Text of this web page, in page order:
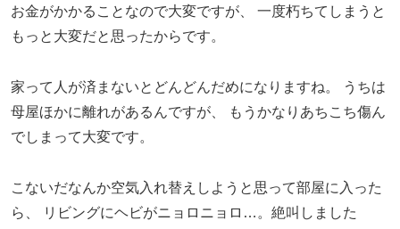
お金がかかることなので大変ですが、
一度朽ちてしまうと
もっと大変だと思ったからです。
家って人が済まないとどんどんだめになりますね。
うちは
母屋ほかに離れがあるんですが、
もうかなりあちこち傷ん
でしまって大変です。
こないだなんか空気入れ替えしようと思って部屋に入った
ら、
リビングにヘビがニョロニョロ…。絶叫しました